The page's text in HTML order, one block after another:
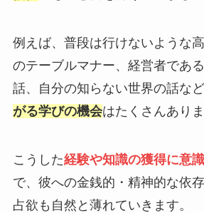
例えば、普段は行けないような
のテーブルマナー、経営者であ
話、自分の知らない世界の話など
がる学びの機会はたくさんありま
こうした経験や知識の獲得に意
で、彼への金銭的・精神的な依
占欲も自然と薄れていきます。